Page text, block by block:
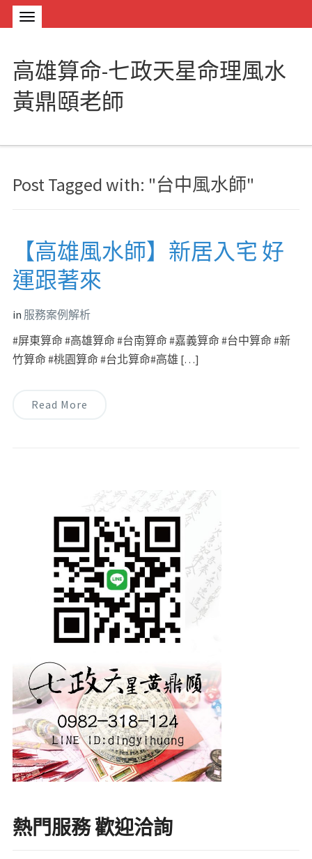
高雄算命-七政天星命理風水
黃鼎頤老師
Post Tagged with: "台中風水師"
【高雄風水師】新居入宅 好
運跟著來
in 服務案例解析
#屏東算命 #高雄算命 #台南算命 #嘉義算命 #台中算命 #新
竹算命 #桃園算命 #台北算命#高雄 […]
Read More
熱門服務 歡迎洽詢